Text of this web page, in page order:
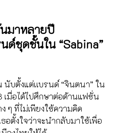
มาหลายปี
ด์ชุดชั้นใน “Sabina”
บตั้งแต่เเบรนด์ “จินตนา” ใน
มื่อได้ไปศึกษาต่อด้านแฟชั่น
ๆ ที่ไม่เพียงใช้ความคิด
อตั้งใจว่าจะนำกลับมาใช้เพื่อ